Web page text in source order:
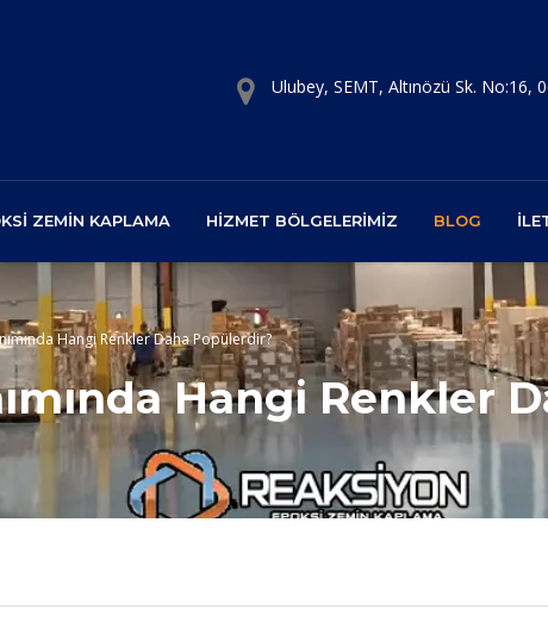
Ulubey, SEMT, Altınözü Sk. No:16,
ZEMIN KAPLAMA HIZMET BÖLGELERIMIZ BLOG
Hangi Renkler Daha Popülerdir?
Hangi Renkler